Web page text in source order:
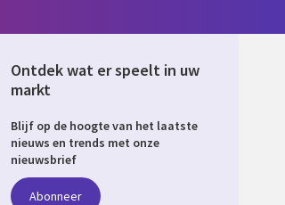
Ontdek wat er speelt in uw
markt
Blijf op de hoogte van het laatste
nieuws en trends met onze
nieuwsbrief
Abonneer